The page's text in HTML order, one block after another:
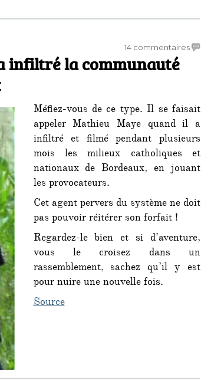
14 commentairessur
a
infiltré
tradi
de
infiltré la communauté
Méfiez-vous de ce type. Il se faisait
appeler Mathieu Maye quand il a
infiltré et filmé pendant plusieurs
mois les milieux catholiques et
nationaux de Bordeaux, en jouant
les provocateurs.
Cet agent pervers du système ne doit
pas pouvoir réitérer son forfait !
Regardez-le bien et si d’aventure,
vous le croisez dans un
rassemblement, sachez qu’il y est
pour nuire une nouvelle fois.
Source